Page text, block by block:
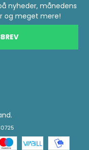
nyheder, månedens
og meget mere!